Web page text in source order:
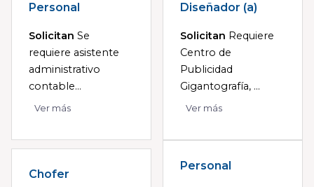
Personal
Solicitan Se
requiere asistente
administrativo
contable...
Ver más
Diseñador (a)
Solicitan Requiere
Centro de
Publicidad
Gigantografía, ...
Ver más
Chofer
Personal